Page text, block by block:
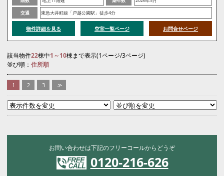
交通
東急大井町線「戸越公園駅」徒歩4分
物件詳細を見る 空室一覧ページ お問合せページ
該当物件22棟中1～10棟まで表示(1ページ/3ページ)
並び順： 住所順
1 2 3 >>
お問い合わせは下記のフリーコールからどうぞ
0120-216-626